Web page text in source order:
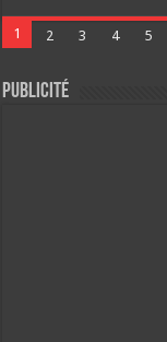
1 2 3 4 5
Publicité